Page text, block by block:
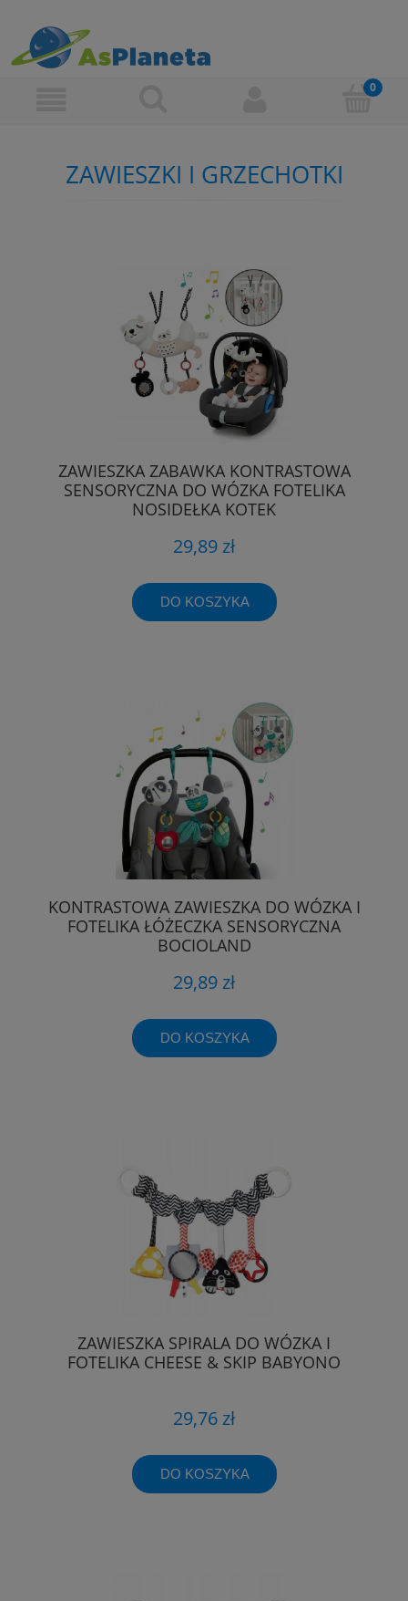
ZAWIESZKI I GRZECHOTKI
ZAWIESZKA ZABAWKA KONTRASTOWA
SENSORYCZNA DO WÓZKA FOTELIKA
NOSIDEŁKA KOTEK
29,89 zł
DO KOSZYKA
KONTRASTOWA ZAWIESZKA DO WÓZKA I
FOTELIKA ŁÓŻECZKA SENSORYCZNA
BOCIOLAND
29,89 zł
DO KOSZYKA
ZAWIESZKA SPIRALA DO WÓZKA I
FOTELIKA CHEESE & SKIP BABYONO
29,76 zł
DO KOSZYKA